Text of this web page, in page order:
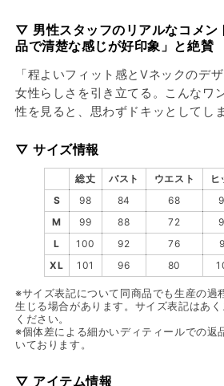
ト
ワ
ピ
ー
ス
数
ト
ワ
ピ
ー
ス
量
を
増
や
す
▽ 男性スタッフのリアルなコメン
品で清楚な感じが好印象」と絶賛
「程よいフィット感とVネックのデ
女性らしさを引き立てる。こんなワ
性を見ると、思わずドキッとしてし
▽ サイズ情報
総丈 バスト ウエスト ヒ
S
98 84 68
M
99 88 72
L
100 92 76
XL
101 96 80
※サイズ表記について同商品でも生産の過
生じる場合があります。サイズ表記はあ
ください。
※個体差による細かいディティールでの返
いております。
▽ アイテム情報